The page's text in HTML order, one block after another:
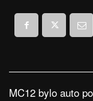
MC12 bylo auto